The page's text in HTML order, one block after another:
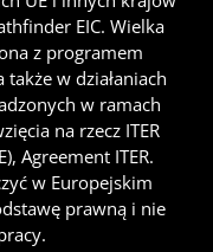
EIC. Wielka
z programem
w działaniach
w ramach
na rzecz ITER
Agreement ITER.
w Europejskim
prawną i nie